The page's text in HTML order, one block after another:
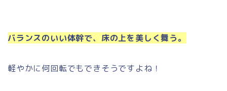
バランスのいい体幹で、床の上を美しく舞う。
軽やかに何回転でもできそうですよね！